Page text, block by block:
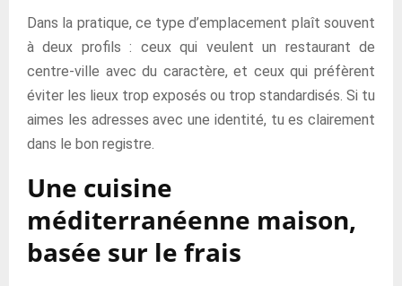
Dans la pratique, ce type d’emplacement plaît souvent
à deux profils : ceux qui veulent un restaurant de
centre-ville avec du caractère, et ceux qui préfèrent
éviter les lieux trop exposés ou trop standardisés. Si tu
aimes les adresses avec une identité, tu es clairement
dans le bon registre.
Une cuisine
méditerranéenne maison,
basée sur le frais